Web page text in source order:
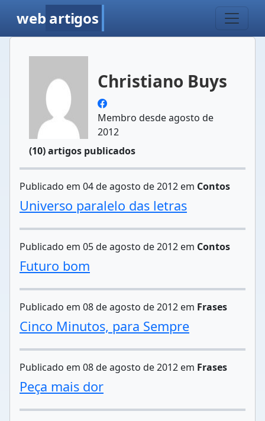
web artigos
Christiano Buys
Membro desde agosto de
2012
(10) artigos publicados
Publicado em 04 de agosto de 2012 em Contos
Universo paralelo das letras
Publicado em 05 de agosto de 2012 em Contos
Futuro bom
Publicado em 08 de agosto de 2012 em Frases
Cinco Minutos, para Sempre
Publicado em 08 de agosto de 2012 em Frases
Peça mais dor